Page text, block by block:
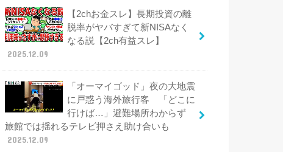
【2chお金スレ】長期投資の離
脱率がヤバすぎて新NISAなく
なる説【2ch有益スレ】
2025.12.09
「オーマイゴッド」夜の大地震
に戸惑う海外旅行客 「どこに
行けば…」避難場所わからず
旅館では揺れるテレビ押さえ助け合いも
2025.12.09